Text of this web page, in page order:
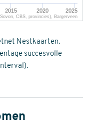
2015 2020 2025
CBS, provincies), Bargerveen
Nestkaarten.
succesvolle